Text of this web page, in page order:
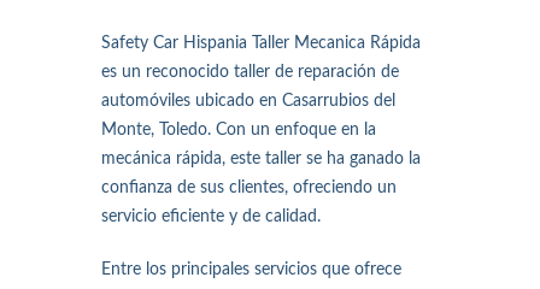
Safety Car Hispania Taller Mecanica Rápida
es un reconocido taller de reparación de
automóviles ubicado en Casarrubios del
Monte, Toledo. Con un enfoque en la
mecánica rápida, este taller se ha ganado la
confianza de sus clientes, ofreciendo un
servicio eficiente y de calidad.
Entre los principales servicios que ofrece